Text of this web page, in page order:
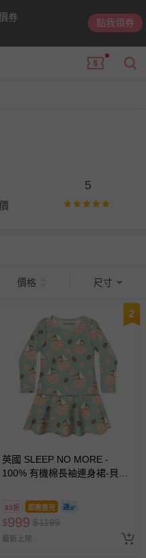
券
點我領券
5
價格 尺寸
2
英國 SLEEP NO MORE -
100% 有機棉長袖連身裙-貝殼
83折 即將售完
$999 $1199
最新上架